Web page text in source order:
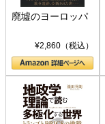
廃墟のヨーロッパ
¥2,860（税込）